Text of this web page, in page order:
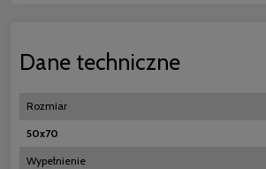
Dane techniczne
Rozmiar
50x70
Wypełnienie